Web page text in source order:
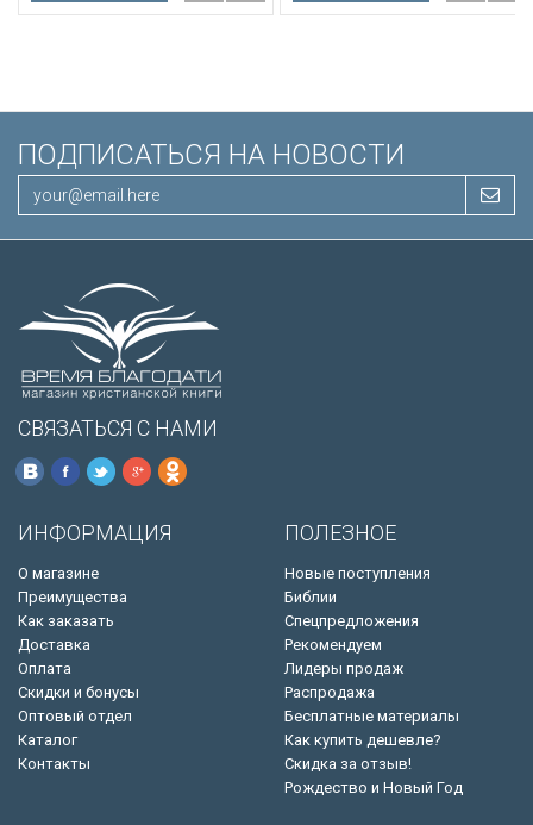
ПОДПИСАТЬСЯ НА НОВОСТИ
СВЯЗАТЬСЯ С НАМИ
ИНФОРМАЦИЯ
О магазине
Преимущества
Как заказать
Доставка
Оплата
Скидки и бонусы
Оптовый отдел
Каталог
Контакты
ПОЛЕЗНОЕ
Новые поступления
Библии
Спецпредложения
Рекомендуем
Лидеры продаж
Распродажа
Бесплатные материалы
Как купить дешевле?
Скидка за отзыв!
Рождество и Новый Год